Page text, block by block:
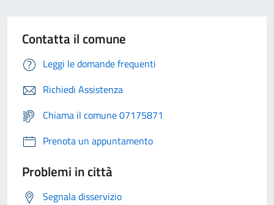
Contatta il comune
Leggi le domande frequenti
Richiedi Assistenza
Chiama il comune 07175871
Prenota un appuntamento
Problemi in città
Segnala disservizio